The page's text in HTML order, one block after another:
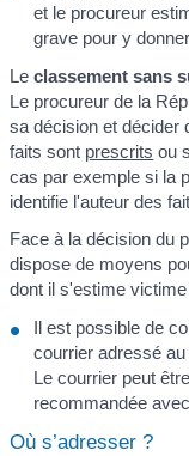
et le procureur
grave pour y
Leclassement sans
Le procureur de la
sa décision et décider
faits sont prescrits ou
cas par exemple si la
identifie l'auteur des
Face à la décision du
dispose de moyens
dont il s'estime victime
Il est possible de
courrier adressé
Le courrier peut
recommandée
Où s’adresser ?